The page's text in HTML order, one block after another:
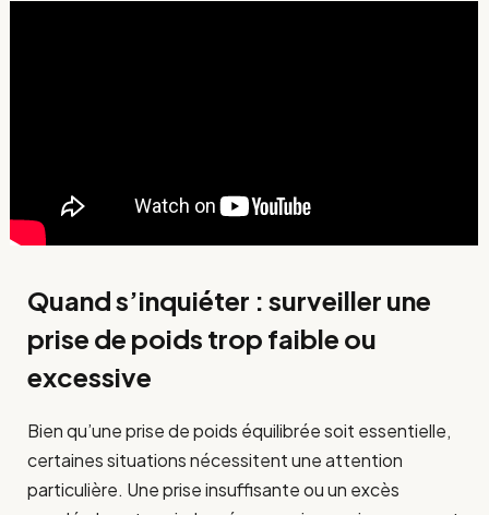
Quand s’inquiéter : surveiller une
prise de poids trop faible ou
excessive
Bien qu’une prise de poids équilibrée soit essentielle,
certaines situations nécessitent une attention
particulière. Une prise insuffisante ou un excès